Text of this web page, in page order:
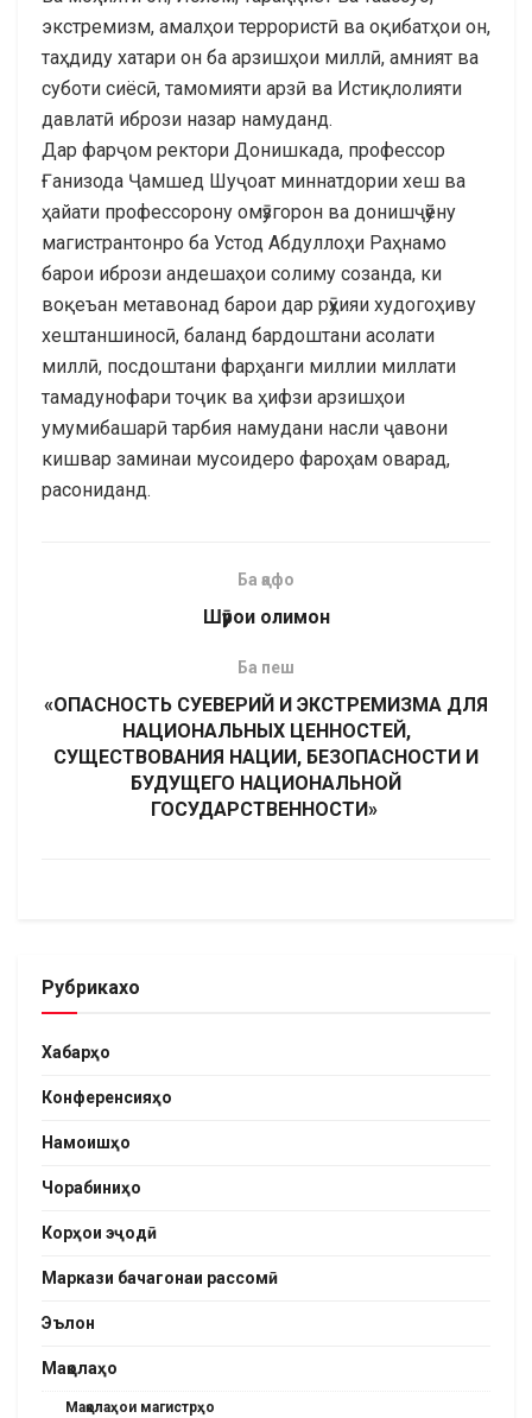
экстремизм, амалҳои террористӣ ва оқибатҳои он,
таҳдиду хатари он ба арзишҳои миллӣ, амният ва
суботи сиёсӣ, тамомияти арзӣ ва Истиқлолияти
давлатӣ ибрози назар намуданд.
Дар фарҷом ректори Донишкада, профессор
Ғанизода Ҷамшед Шуҷоат миннатдории хеш ва
ҳайати профессорону омӯзгорон ва донишҷӯёну
магистрантонро ба Устод Абдуллоҳи Раҳнамо
барои ибрози андешаҳои солиму созанда, ки
воқеъан метавонад барои дар рӯҳияи худогоҳиву
хештаншиносӣ, баланд бардоштани асолати
миллӣ, посдоштани фарҳанги миллии миллати
тамадунофари тоҷик ва ҳифзи арзишҳои
умумибашарӣ тарбия намудани насли ҷавони
кишвар заминаи мусоидеро фароҳам оварад,
расониданд.
Ба қафо
Шӯрои олимон
Ба пеш
«ОПАСНОСТЬ СУЕВЕРИЙ И ЭКСТРЕМИЗМА ДЛЯ
НАЦИОНАЛЬНЫХ ЦЕННОСТЕЙ,
СУЩЕСТВОВАНИЯ НАЦИИ, БЕЗОПАСНОСТИ И
БУДУЩЕГО НАЦИОНАЛЬНОЙ
ГОСУДАРСТВЕННОСТИ»
Рубрикахо
Хабарҳо
Конференсияҳо
Намоишҳо
Чорабиниҳо
Корҳои эҷодӣ
Маркази бачагонаи рассомӣ
Эълон
Мақолаҳо
Мақолаҳои магистрҳо